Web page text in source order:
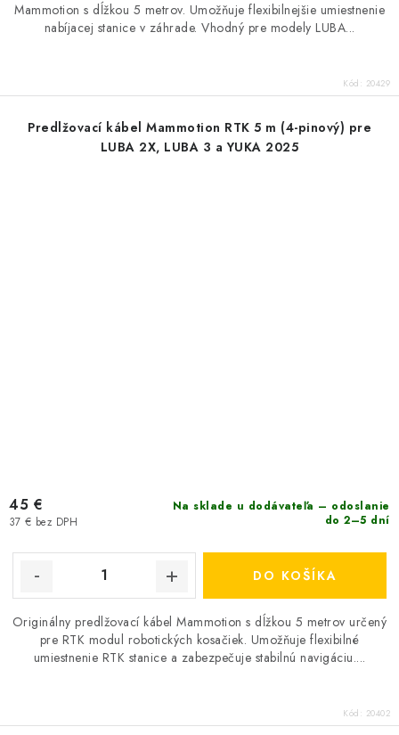
Mammotion s dĺžkou 5 metrov. Umožňuje flexibilnejšie umiestnenie
nabíjacej stanice v záhrade. Vhodný pre modely LUBA...
Kód: 20429
Predlžovací kábel Mammotion RTK 5 m (4-pinový) pre
LUBA 2X, LUBA 3 a YUKA 2025
Na sklade u dodávateľa – odoslanie
do 2–5 dní
37 € bez DPH
45 €
DO KOŠÍKA
Originálny predlžovací kábel Mammotion s dĺžkou 5 metrov určený
pre RTK modul robotických kosačiek. Umožňuje flexibilné
umiestnenie RTK stanice a zabezpečuje stabilnú navigáciu....
Kód: 20402